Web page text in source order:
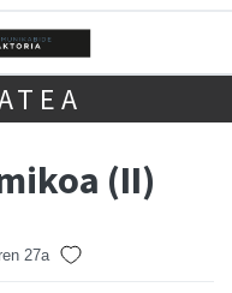
(II)
27a